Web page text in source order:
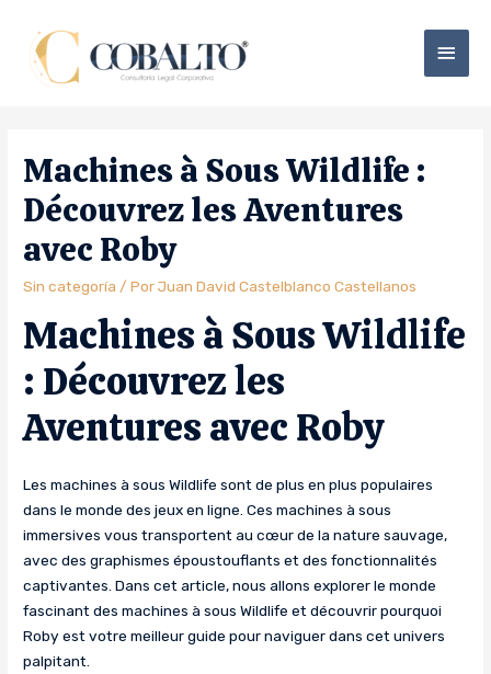
Machines à Sous Wildlife :
Découvrez les Aventures
avec Roby
Sin categoría / PorJuan David Castelblanco Castellanos
Machines à Sous Wildlife
: Découvrez les
Aventures avec Roby
Les machines à sous Wildlife sont de plus en plus populaires
dans le monde des jeux en ligne. Ces machines à sous
immersives vous transportent au cœur de la nature sauvage,
avec des graphismes époustouflants et des fonctionnalités
captivantes. Dans cet article, nous allons explorer le monde
fascinant des machines à sous Wildlife et découvrir pourquoi
Roby est votre meilleur guide pour naviguer dans cet univers
palpitant.